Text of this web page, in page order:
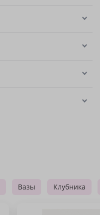
Вазы Клубника